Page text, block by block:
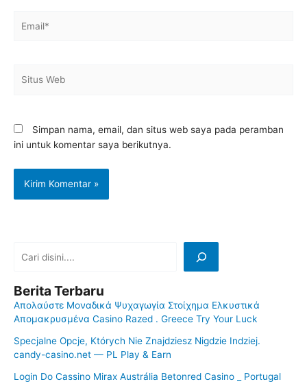
Web
Simpan nama, email, dan situs web saya pada peramban
ini untuk komentar saya berikutnya.
Berita Terbaru
Απολαύστε Μοναδικά Ψυχαγωγία Στοίχημα Ελκυστικά
Απομακρυσμένα Casino Razed . Greece Try Your Luck
Specjalne Opcje, Których Nie Znajdziesz Nigdzie Indziej.
candy-casino.net — PL Play & Earn
Login Do Cassino Mirax Austrália Betonred Casino _ Portugal